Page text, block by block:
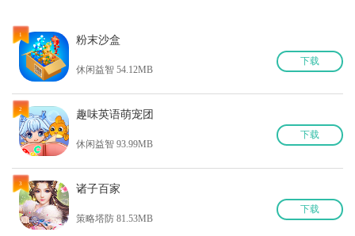
1 粉末沙盒
休闲益智 54.12MB
下载
2 趣味英语萌宠团
休闲益智 93.99MB
下载
3 诸子百家
策略塔防 81.53MB
下载